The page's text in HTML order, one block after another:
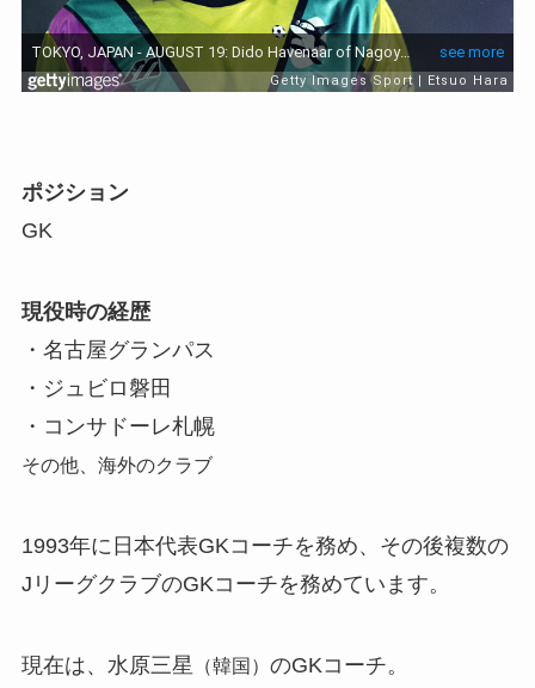
ポジション
GK
現役時の経歴
・名古屋グランパス
・ジュビロ磐田
・コンサドーレ札幌
その他、海外のクラブ
1993年に日本代表GKコーチを務め、その後複数の
JリーグクラブのGKコーチを務めています。
現在は、水原三星 （韓国） のGKコーチ。